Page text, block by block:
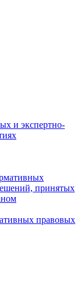
и экспертно-
принятых
правовых